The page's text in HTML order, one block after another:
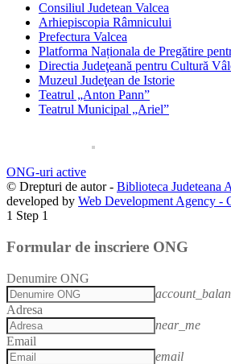
Consiliul Judetean Valcea
Arhiepiscopia Râmnicului
Prefectura Valcea
Platforma Naționala de Pregătire
Directia Judeţeană pentru Cultură
Muzeul Judeţean de Istorie
Teatrul „Anton Pann”
Teatrul Municipal „Ariel”
ONG-uri active
© Drepturi de autor - Biblioteca Judeteana
developed by Web Development Agency -
1 Step 1
Formular de inscriere ONG
Denumire ONG
Adresa
near_me
Email
email